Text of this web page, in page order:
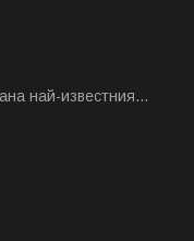
най-известния...